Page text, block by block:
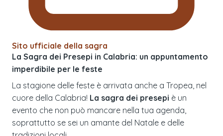
Sito ufficiale della sagra
La Sagra dei Presepi in Calabria: un appuntamento
imperdibile per le feste
La stagione delle feste è arrivata anche a Tropea, nel
cuore della Calabria! La sagra dei presepi è un
evento che non può mancare nella tua agenda,
soprattutto se sei un amante del Natale e delle